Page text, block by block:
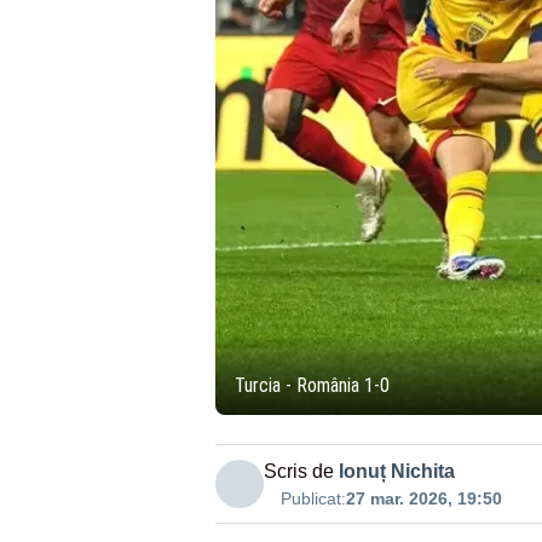
Turcia - România 1-0
Scris de Ionuț Nichita
Publicat:27 mar. 2026, 19:50